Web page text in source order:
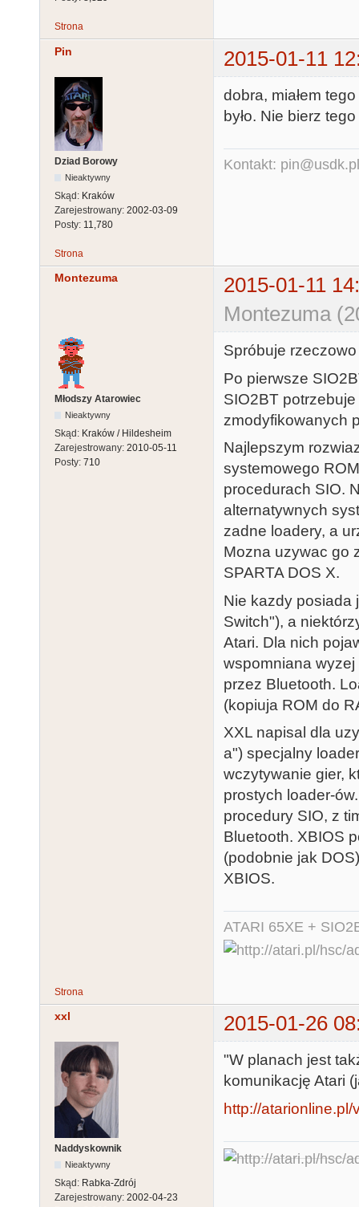
Strona
Pin 2015-01-11
Dziad Borowy
Nieaktywny
Skąd: Kraków
Zarejestrowany: 2002-03-09
Posty: 11,780
dobra, miałem
było. Nie bierz
Kontakt: pin@usdk.pl
Strona
Montezuma
2015-01-11
Montezuma
Młodszy Atarowiec
Nieaktywny
Skąd: Kraków / Hildesheim
Zarejestrowany: 2010-05-11
Posty: 710
Spróbuje
Po pierwsze
SIO2BT
zmodyfikowanych
Najlepszym
systemowego
procedurach SIO.
alternatywnych
zadne loadery, a
Mozna uzywac go
SPARTA DOS X.
Nie kazdy posiada
Switch"), a
Atari. Dla nich
wspomniana
przez Bluetooth.
(kopiuja ROM do
XXL napisal dla
a") specjalny
wczytywanie gier,
prostych loader-
procedury SIO, z
Bluetooth. XBIOS
(podobnie jak
XBIOS.
ATARI 65XE +
Strona
xxl 2015-01-26
Naddyskownik
Nieaktywny
Skąd: Rabka-Zdrój
Zarejestrowany: 2002-04-23
"W planach jest
komunikację Atari
http://